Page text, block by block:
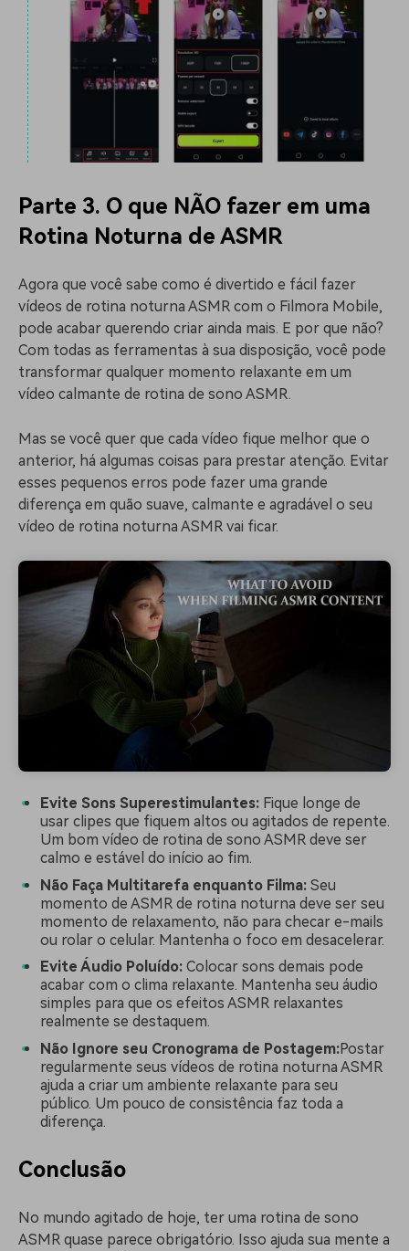
Parte 3. O que NÃO fazer em uma
Rotina Noturna de ASMR
Agora que você sabe como é divertido e fácil fazer
vídeos de rotina noturna ASMR com o Filmora Mobile,
pode acabar querendo criar ainda mais. E por que não?
Com todas as ferramentas à sua disposição, você pode
transformar qualquer momento relaxante em um
vídeo calmante de rotina de sono ASMR.
Mas se você quer que cada vídeo fique melhor que o
anterior, há algumas coisas para prestar atenção. Evitar
esses pequenos erros pode fazer uma grande
diferença em quão suave, calmante e agradável o seu
vídeo de rotina noturna ASMR vai ficar.
Evite Sons Superestimulantes: Fique longe de
usar clipes que fiquem altos ou agitados de repente.
Um bom vídeo de rotina de sono ASMR deve ser
calmo e estável do início ao fim.
Não Faça Multitarefa enquanto Filma: Seu
momento de ASMR de rotina noturna deve ser seu
momento de relaxamento, não para checar e-mails
ou rolar o celular. Mantenha o foco em desacelerar.
Evite Áudio Poluído: Colocar sons demais pode
acabar com o clima relaxante. Mantenha seu áudio
simples para que os efeitos ASMR relaxantes
realmente se destaquem.
Não Ignore seu Cronograma de Postagem:Postar
regularmente seus vídeos de rotina noturna ASMR
ajuda a criar um ambiente relaxante para seu
público. Um pouco de consistência faz toda a
diferença.
Conclusão
No mundo agitado de hoje, ter uma rotina de sono
ASMR quase parece obrigatório. Isso ajuda sua mente a